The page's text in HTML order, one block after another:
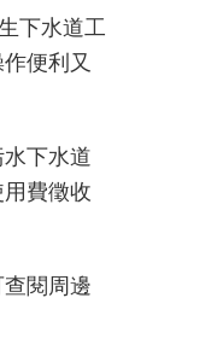
下水道工
便利又
下水道
費徵收
閱周邊